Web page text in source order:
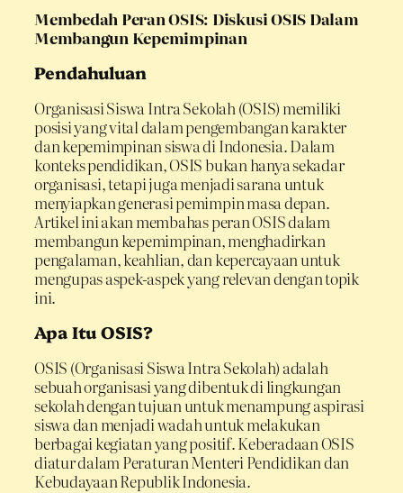
Membedah Peran OSIS: Diskusi OSIS Dalam
Membangun Kepemimpinan
Pendahuluan
Organisasi Siswa Intra Sekolah (OSIS) memiliki
posisi yang vital dalam pengembangan karakter
dan kepemimpinan siswa di Indonesia. Dalam
konteks pendidikan, OSIS bukan hanya sekadar
organisasi, tetapi juga menjadi sarana untuk
menyiapkan generasi pemimpin masa depan.
Artikel ini akan membahas peran OSIS dalam
membangun kepemimpinan, menghadirkan
pengalaman, keahlian, dan kepercayaan untuk
mengupas aspek-aspek yang relevan dengan topik
ini.
Apa Itu OSIS?
OSIS (Organisasi Siswa Intra Sekolah) adalah
sebuah organisasi yang dibentuk di lingkungan
sekolah dengan tujuan untuk menampung aspirasi
siswa dan menjadi wadah untuk melakukan
berbagai kegiatan yang positif. Keberadaan OSIS
diatur dalam Peraturan Menteri Pendidikan dan
Kebudayaan Republik Indonesia.